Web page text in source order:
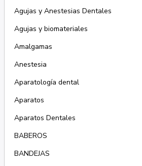
Agujas y Anestesias Dentales
Agujas y biomateriales
Amalgamas
Anestesia
Aparatología dental
Aparatos
Aparatos Dentales
BABEROS
BANDEJAS